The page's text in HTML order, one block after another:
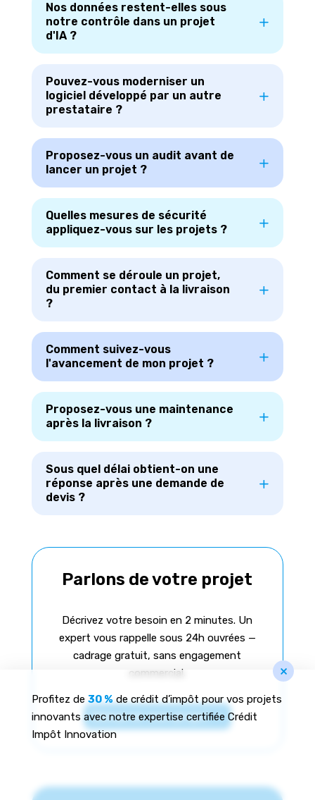
Nos données restent-elles sous
notre contrôle dans un projet
d'IA ?
Pouvez-vous moderniser un
logiciel développé par un autre
prestataire ?
Proposez-vous un audit avant de
lancer un projet ?
Quelles mesures de sécurité
appliquez-vous sur les projets ?
Comment se déroule un projet,
du premier contact à la livraison
?
Comment suivez-vous
l'avancement de mon projet ?
Proposez-vous une maintenance
après la livraison ?
Sous quel délai obtient-on une
réponse après une demande de
devis ?
Parlons de votre projet
Décrivez votre besoin en 2 minutes. Un
expert vous rappelle sous 24h ouvrées —
cadrage gratuit, sans engagement
commercial.
Démarrer mon projet
×
Profitez de 30 %de crédit d’impôt pour vos projets
innovants avec notre expertise certifiée Crédit
Impôt Innovation